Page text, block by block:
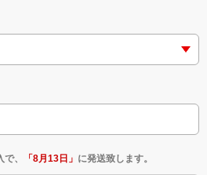
、 「8月13日 」 に発送致します。